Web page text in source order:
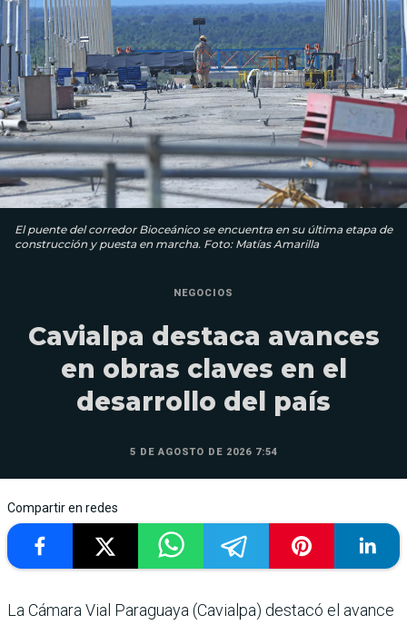
El puente del corredor Bioceánico se encuentra en su última etapa de
construcción y puesta en marcha. Foto: Matías Amarilla
NEGOCIOS
Cavialpa destaca avances
en obras claves en el
desarrollo del país
5 DE AGOSTO DE 2026 7:54
Compartir en redes
La Cámara Vial Paraguaya (Cavialpa) destacó el avance